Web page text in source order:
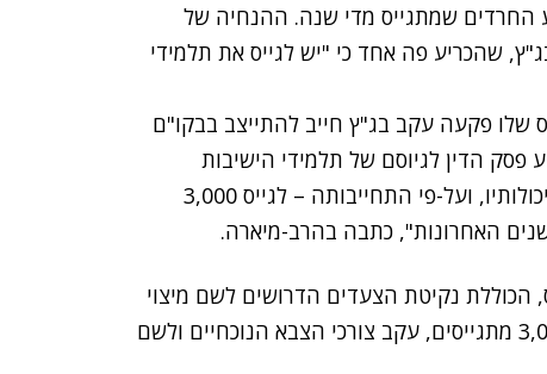
לממוצע החרדים שמתגייס מדי שנה. ההנחיה של
שהכריע פה אחד כי "יש לגייס את תלמידי
שלו פקעה עקב בג"ץ חייב להתייצב בבקו"ם
פסק הדין לגיוסם של תלמידי הישיבות
החייבים בשירות צבאי, בהתאם לצורכי הצבא וליכולותיו, ועל-פי התחייבותה – לגייס 3,000
האחרונות", כתבה בהרב-מיארה.
הכוללת נקיטת הצעדים הדרושים לשם מיצוי
פוטנציאל הגיוס ולהגדלת המספר האמור של 3,000 מתגייסים, עקב צורכי הצבא הנוכחיים ולשם